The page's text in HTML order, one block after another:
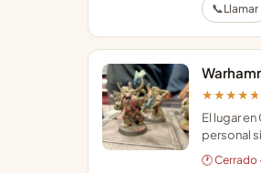
📞Llamar
★★★★★
El lugar
personal
🕐 Cerrado